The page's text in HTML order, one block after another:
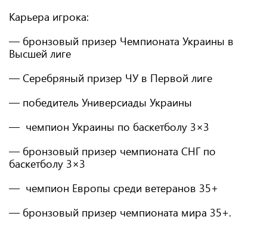
Карьера игрока:
— бронзовый призер Чемпионата Украины в
Высшей лиге
— Серебряный призер ЧУ в Первой лиге
— победитель Универсиады Украины
— чемпион Украины по баскетболу 3×3
— бронзовый призер чемпионата СНГ по
баскетболу 3×3
— чемпион Европы среди ветеранов 35+
— бронзовый призер чемпионата мира 35+.